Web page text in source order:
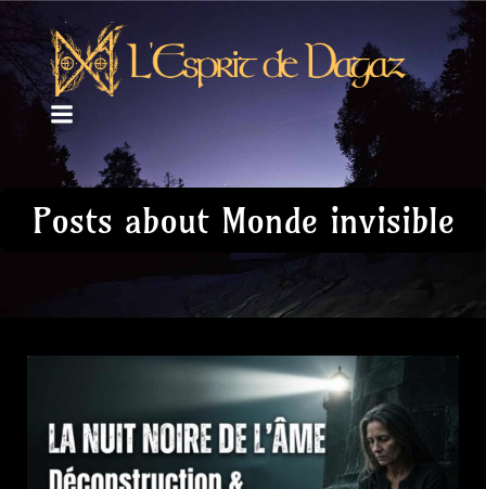
Posts about Monde invisible